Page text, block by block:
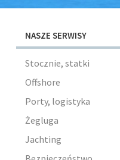
NASZE SERWISY
Stocznie, statki
Offshore
Porty, logistyka
Żegluga
Jachting